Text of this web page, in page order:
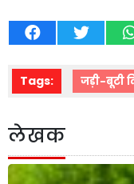
Tags: जड़ी-बूटी
लेखक